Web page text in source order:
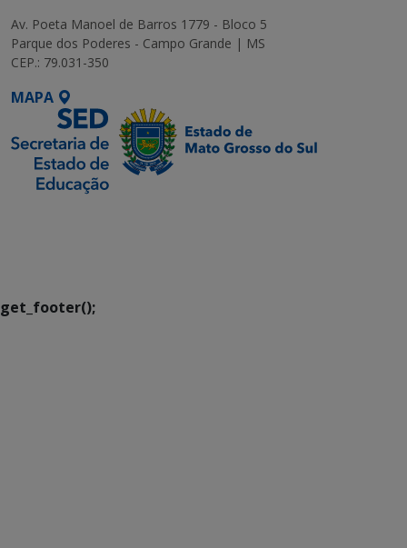
Av. Poeta Manoel de Barros 1779 - Bloco 5
Parque dos Poderes - Campo Grande | MS
CEP.: 79.031-350
MAPA
get_footer();